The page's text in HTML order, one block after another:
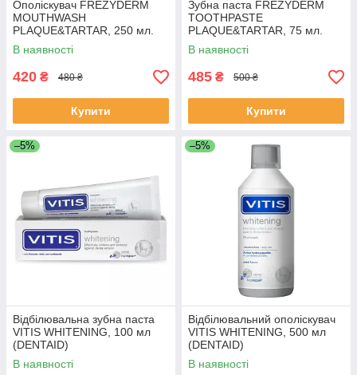
Ополіскувач FREZYDERM
MOUTHWASH
PLAQUE&TARTAR, 250 мл.
В наявності
420 ₴ 480 ₴
Купити
Зубна паста FREZYDERM
TOOTHPASTE
PLAQUE&TARTAR, 75 мл.
В наявності
485 ₴ 500 ₴
Купити
–5%
Відбілювальна зубна паста
VITIS WHITENING, 100 мл
(DENTAID)
В наявності
–5%
Відбілювальний ополіскувач
VITIS WHITENING, 500 мл
(DENTAID)
В наявності